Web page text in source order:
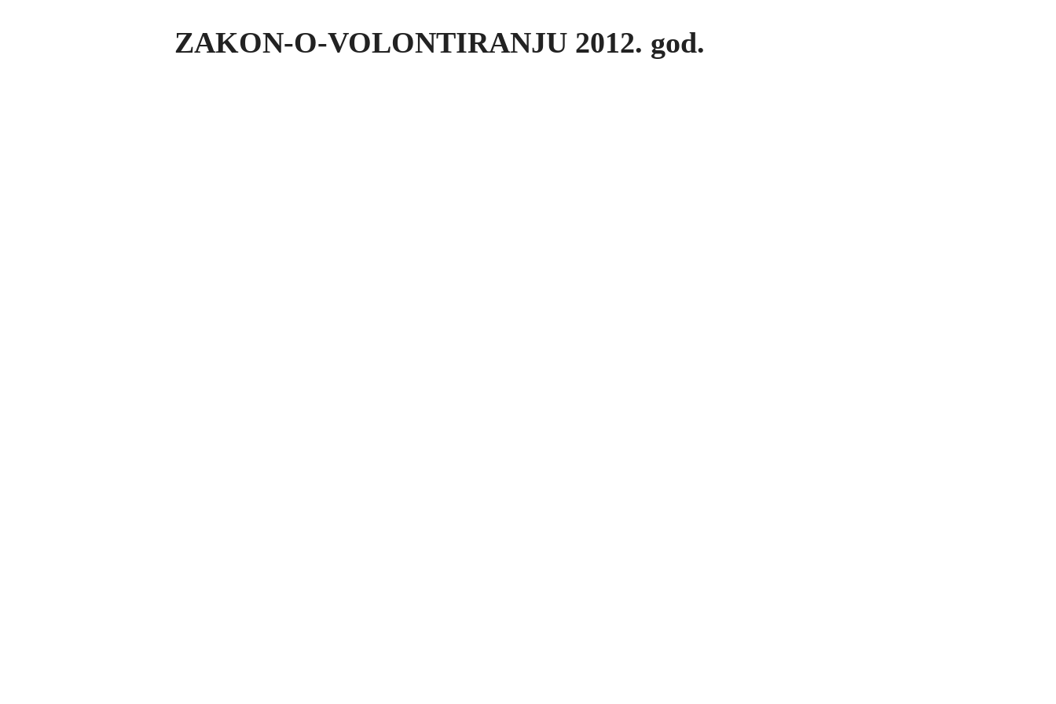
ZAKON-O-VOLONTIRANJU 2012. god.